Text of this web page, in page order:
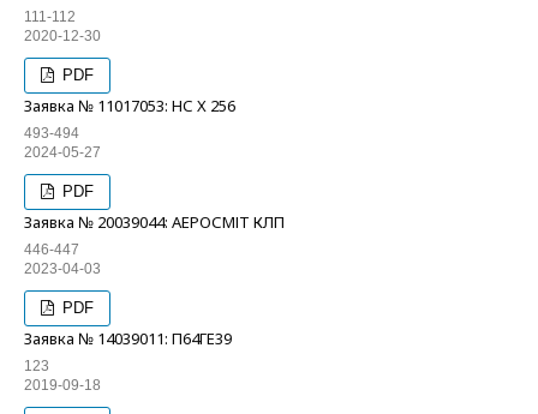
111-112
2020-12-30
PDF
Заявка № 11017053: НС Х 256
493-494
2024-05-27
PDF
Заявка № 20039044: АЕРОСМІТ КЛП
446-447
2023-04-03
PDF
Заявка № 14039011: П64ГЕ39
123
2019-09-18